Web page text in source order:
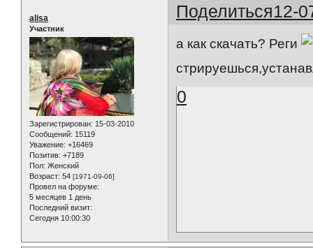
Поделиться12-
alisa
Участник
Зарегистрирован: 15-03-2010
Сообщений: 15119
Уважение: +16469
Позитив: +7189
Пол: Женский
Возраст: 54 [1971-09-06]
Провел на форуме:
5 месяцев 1 день
Последний визит:
Сегодня 10:00:30
а как скачать? Реги
0